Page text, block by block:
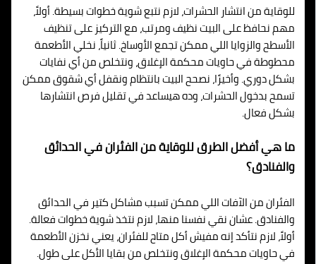
للوقاية من انتشار الحشرات، لازم نتبع شوية خطوات بسيطة. أولاً،
مهم نحافظ على البيت نظيف ومرتب، مع التركيز على تنظيف
الأسطح والزوايا اللي ممكن تجمع الأوساخ. ثانياً، نخلي الأطعمة
محطوطة في حاويات محكمة الإغلاق، ونتخلص من أي نفايات
بشكل دوري. وأخيرًا، نصحح البيت بانتظام ونقفل أي شقوق ممكن
تسمح بدخول الحشرات، وده هيساعد في تقليل فرص انتشارها
بشكل فعال.
ما هي أفضل الطرق للوقاية من الفئران في الحدائق
والفنادق؟
الفئران من الآفات اللي ممكن تسبب مشاكل كتير في الحدائق
والفنادق. عشان نقي نفسنا منها، لازم نتخذ شوية خطوات فعالة.
أولاً، لازم نتأكد إنه مفيش أكل متاح للفئران، يعني نخزن الأطعمة
في حاويات محكمة الإغلاق ونتخلص من بقايا الأكل على طول.